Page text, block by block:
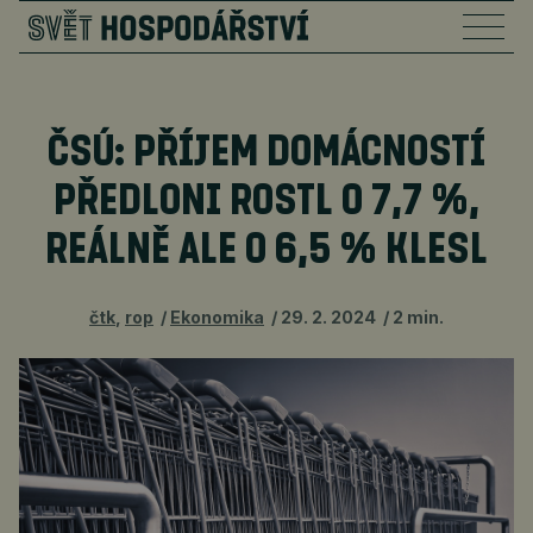
ČSÚ: PŘÍJEM DOMÁCNOSTÍ
PŘEDLONI ROSTL O 7,7 %,
REÁLNĚ ALE O 6,5 % KLESL
čtk rop Ekonomika 29. 2. 2024 2 min.